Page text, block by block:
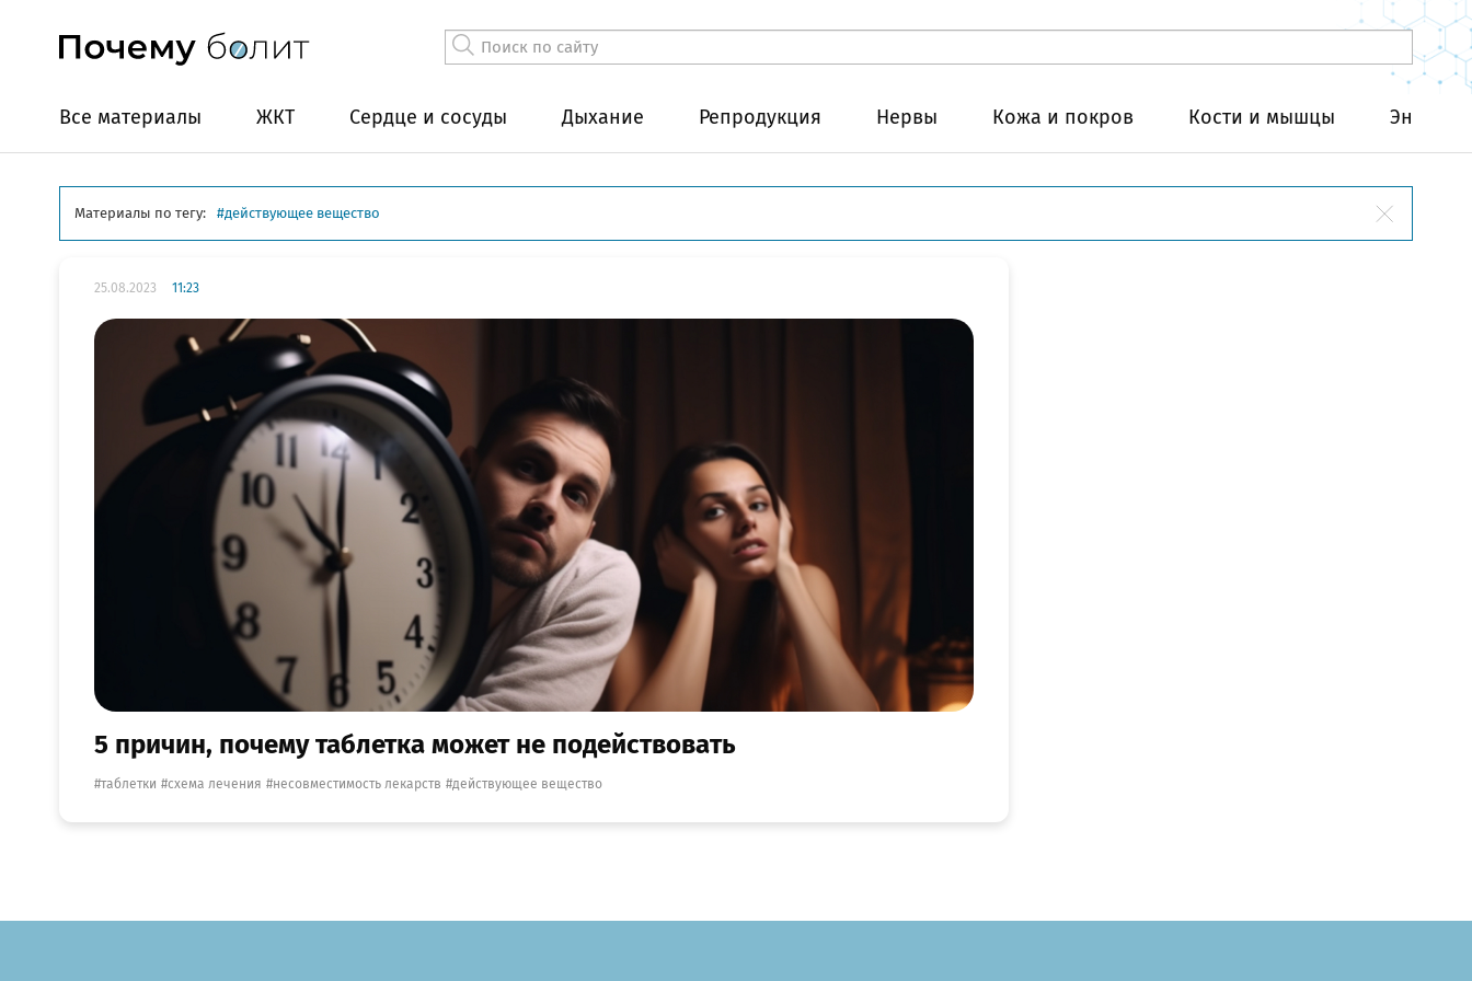
Все материалы ЖКТ Сердце и сосуды Дыхание Репродукция Нервы Кожа и покров Кости и мышцы
Материалы по тегу: действующее вещество
25.08.2023 11:23
5 причин, почему таблетка может не подействовать
таблетки схема лечения несовместимость лекарств действующее вещество